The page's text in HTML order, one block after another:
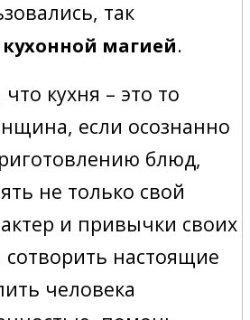
так
кухонной магией.
кухня – это то
если осознанно
блюд,
не только свой
и привычки своих
сотворить настоящие
человека